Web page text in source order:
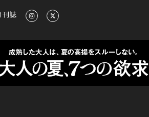
ライフスタイル情報
誌